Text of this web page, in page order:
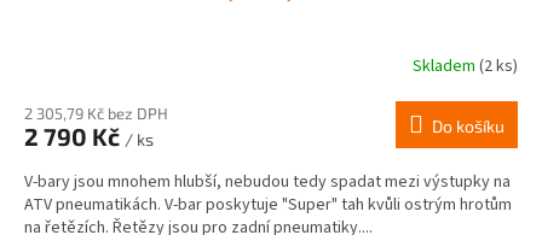
Skladem (2 ks)
2 305,79 Kč bez DPH
2 790 Kč / ks
Do košíku
V-bary jsou mnohem hlubší, nebudou tedy spadat mezi výstupky na
ATV pneumatikách. V-bar poskytuje "Super" tah kvůli ostrým hrotům
na řetězích. Řetězy jsou pro zadní pneumatiky....